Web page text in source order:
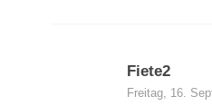
Fiete2
Freitag, 16.